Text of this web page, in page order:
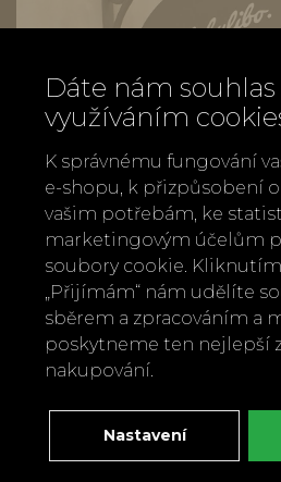
Zavolejte
+420 737
Napište
Setkejme
Dáte nám souhlas
využíváním
K správnému fungování
e-shopu, k přizpůsobení
vašim potřebám, ke
marketingovým účelům
soubory cookie.
„Přijímám“ nám udělíte
sběrem a zpracováním a
poskytneme ten nejlepší
nakupování.
Nastavení